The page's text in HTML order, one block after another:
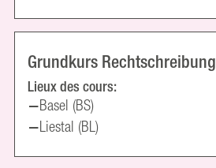
Grundkurs Rechtschreibung
Lieux des cours:
Basel (BS)
Liestal (BL)